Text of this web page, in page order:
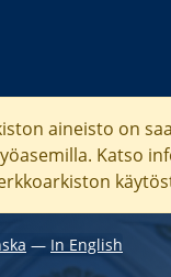
aineisto on
Katso
― In English